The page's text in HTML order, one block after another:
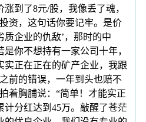
到了8元/股，我像丢了魂，
资，这句话你要记牢。是价
企业的仇敌’，那时的中
你不想持有一家公司十年，
实正在正在的矿产企业，我跟
前的错误，一年到头也赔不
着胸脯说：“简单！才能实正
计分红达到45万。敲醒了苍茫